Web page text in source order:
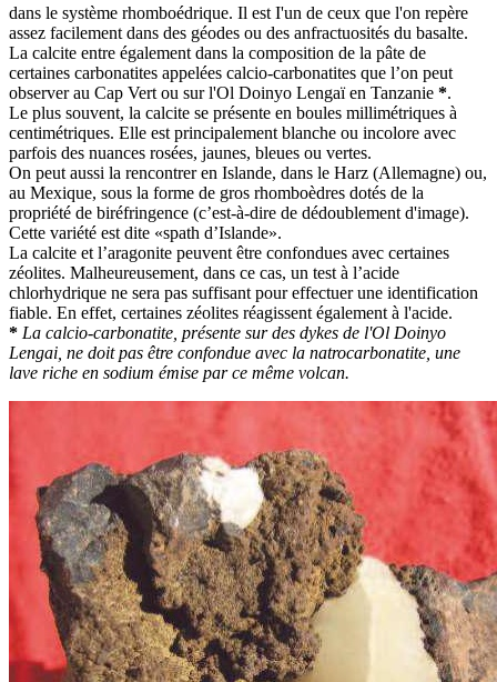
dans le système rhomboédrique. Il est I'un de ceux que l'on repère
assez facilement dans des géodes ou des anfractuosités du basalte.
La calcite entre également dans la composition de la pâte de
certaines carbonatites appelées calcio-carbonatites que l’on peut
observer au Cap Vert ou sur l'Ol Doinyo Lengaï en Tanzanie *.
Le plus souvent, la calcite se présente en boules millimétriques à
centimétriques. Elle est principalement blanche ou incolore avec
parfois des nuances rosées, jaunes, bleues ou vertes.
On peut aussi la rencontrer en Islande, dans le Harz (Allemagne) ou,
au Mexique, sous la forme de gros rhomboèdres dotés de la
propriété de biréfringence (c’est-à-dire de dédoublement d'image).
Cette variété est dite «spath d’Islande».
La calcite et l’aragonite peuvent être confondues avec certaines
zéolites. Malheureusement, dans ce cas, un test à l’acide
chlorhydrique ne sera pas suffisant pour effectuer une identification
fiable. En effet, certaines zéolites réagissent également à l'acide.
* La calcio-carbonatite, présente sur des dykes de l'Ol Doinyo
Lengai, ne doit pas être confondue avec la natrocarbonatite, une
lave riche en sodium émise par ce même volcan.